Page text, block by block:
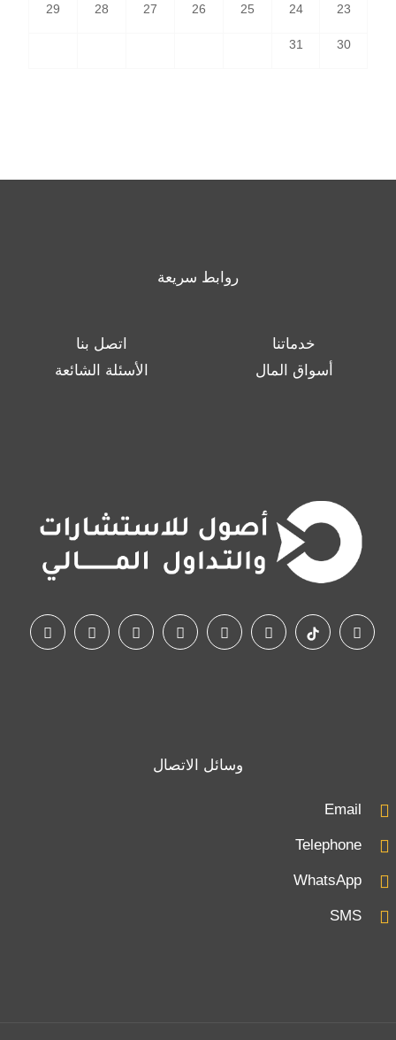
23
24
25
26
27
28
29
30
31
روابط سريعة
خدماتنا
اتصل بنا
أسواق المال
الأسئلة الشائعة
وسائل الاتصال
Email
Telephone
WhatsApp
SMS